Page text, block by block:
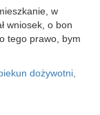
w
wniosek, o bon
tego prawo, bym
dożywotni